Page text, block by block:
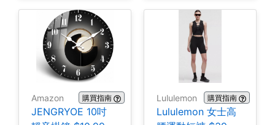
Amazon 購買指南
JENGRYOE 10吋
Lululemon 購買指南
Lululemon 女士高